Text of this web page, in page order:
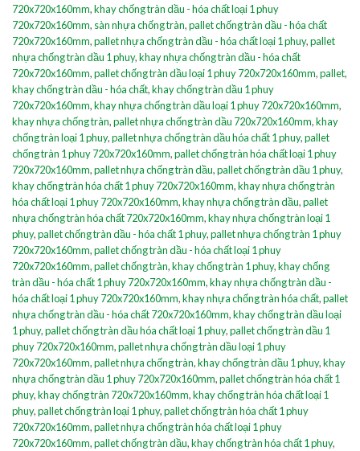
720x720x160mm,khay chống tràn dầu - hóa chất loại 1 phuy
720x720x160mm, sàn nhựa chống tràn,pallet chống tràn dầu - hóa chất
720x720x160mm,pallet nhựa chống tràn dầu - hóa chất loại 1 phuy,pallet
nhựa chống tràn dầu 1 phuy,khay nhựa chống tràn dầu - hóa chất
720x720x160mm,pallet chống tràn dầu loại 1 phuy 720x720x160mm,pallet,
khay chống tràn dầu - hóa chất,khay chống tràn dầu 1 phuy
720x720x160mm,khay nhựa chống tràn dầu loại 1 phuy 720x720x160mm,
khay nhựa chống tràn,pallet nhựa chống tràn dầu 720x720x160mm,khay
chống tràn loại 1 phuy,pallet nhựa chống tràn dầu hóa chất 1 phuy,pallet
chống tràn 1 phuy 720x720x160mm,pallet chống tràn hóa chất loại 1 phuy
720x720x160mm,pallet nhựa chống tràn dầu,pallet chống tràn dầu 1 phuy,
khay chống tràn hóa chất 1 phuy 720x720x160mm,khay nhựa chống tràn
hóa chất loại 1 phuy 720x720x160mm,khay nhựa chống tràn dầu,pallet
nhựa chống tràn hóa chất 720x720x160mm,khay nhựa chống tràn loại 1
phuy,pallet chống tràn dầu - hóa chất 1 phuy,pallet nhựa chống tràn 1 phuy
720x720x160mm,pallet chống tràn dầu - hóa chất loại 1 phuy
720x720x160mm,pallet chống tràn,khay chống tràn 1 phuy,khay chống
tràn dầu - hóa chất 1 phuy 720x720x160mm,khay nhựa chống tràn dầu -
hóa chất loại 1 phuy 720x720x160mm,khay nhựa chống tràn hóa chất,pallet
nhựa chống tràn dầu - hóa chất 720x720x160mm,khay chống tràn dầu loại
1 phuy,pallet chống tràn dầu hóa chất loại 1 phuy,pallet chống tràn dầu 1
phuy 720x720x160mm,pallet nhựa chống tràn dầu loại 1 phuy
720x720x160mm,pallet nhựa chống tràn,khay chống tràn dầu 1 phuy,khay
nhựa chống tràn dầu 1 phuy 720x720x160mm,pallet chống tràn hóa chất 1
phuy,khay chống tràn 720x720x160mm,khay chống tràn hóa chất loại 1
phuy,pallet chống tràn loại 1 phuy,pallet chống tràn hóa chất 1 phuy
720x720x160mm,pallet nhựa chống tràn hóa chất loại 1 phuy
720x720x160mm,pallet chống tràn dầu,khay chống tràn hóa chất 1 phuy,